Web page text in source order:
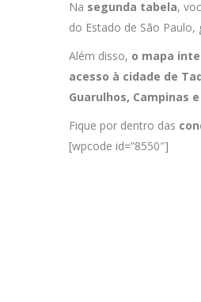
Na segunda tabela,
do Estado de São
Além disso, o mapa
acesso à cidade de
Guarulhos, Campinas e
Fique por dentro das
[wpcode id=”8550″]